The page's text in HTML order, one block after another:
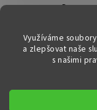
Doprava
2026 © FitStore.cz
Využíváme
a zlepšovat naše
s našimi